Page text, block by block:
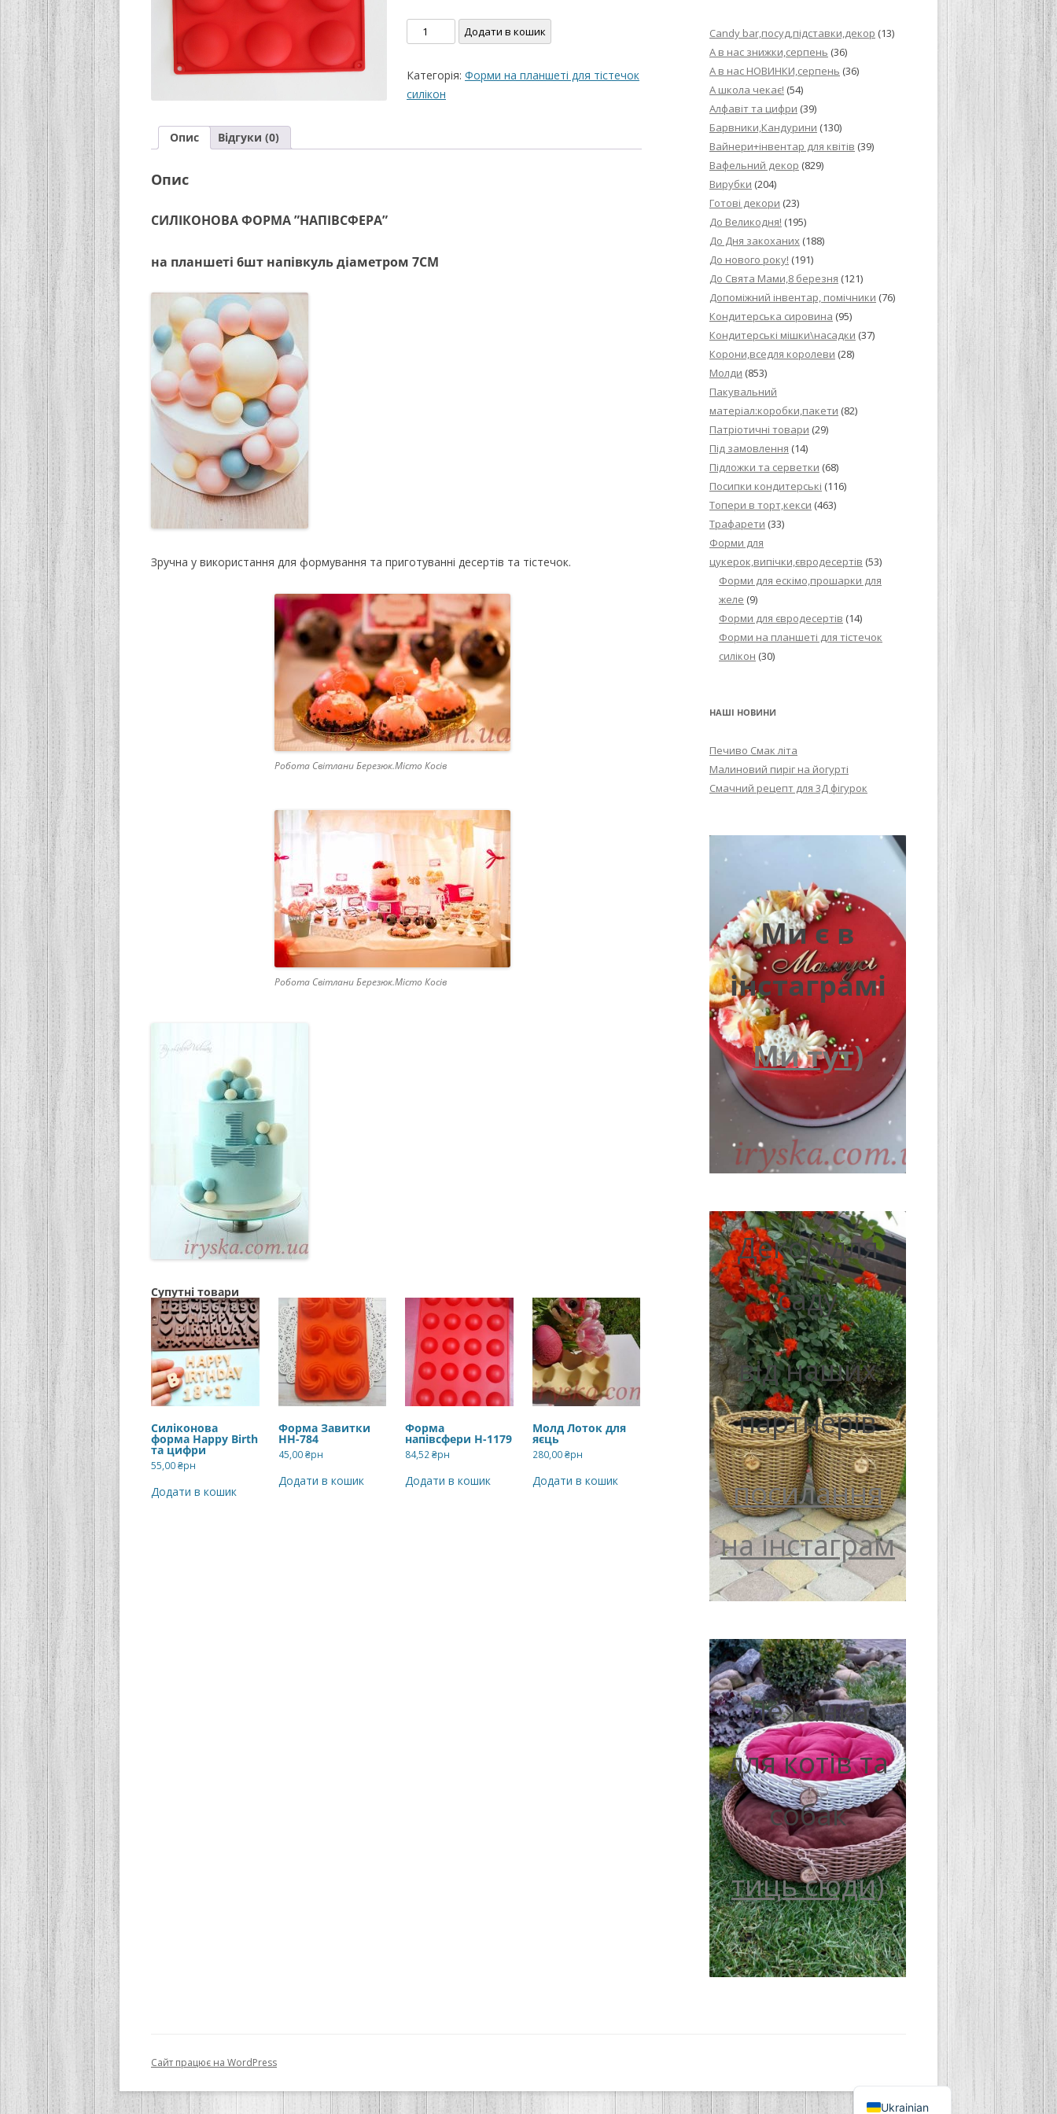
ТОРТУ,РЕЦЕПТ ПРИГОТУВАННЯ
РЕЦЕПТ МАСТИКИ ДЛЯ
ПОКРИТТЯ ТОРТІВ НА ОСНОВІ
РЕЦЕПТ ЛИМОННОГО ПИРОГА З
МИГДАЛЬНЕ ПЕЧИВКО
“ЗГУЩЕНОГО МОЛОКА БАГАТО
НЕ БУВАЄ АБО УЛЮБЛЕНИЙ
ДЕСЕРТ АРГЕНТИНЦІВ”
Силіконова
форма
6ШТ
D-
Додати в кошик
Категорія: Форми на планшеті для тістечок
силікон
Опис Відгуки (0)
Опис
СИЛІКОНОВА ФОРМА ”НАПІВСФЕРА”
на планшеті 6шт напівкуль діаметром 7СМ
Зручна у використання для формування та приготуванні десертів та тістечок.
Робота Світлани Березюк.Місто Косів
Робота Світлани Березюк.Місто Косів
Супутні товари
Силіконова
форма Happy Birth
та цифри
55,00₴рн
Додати в кошик
Форма Завитки
НН-784
45,00₴рн
Додати в кошик
Форма
напівсфери Н-1179
84,52₴рн
Додати в кошик
Молд Лоток для
яєць
280,00₴рн
Додати в кошик
Candy bar,посуд,підставки,декор (13)
А в нас знижки,серпень (36)
А в нас НОВИНКИ,серпень (36)
А школа чекає! (54)
Алфавіт та цифри (39)
Барвники,Кандурини (130)
Вайнери+інвентар для квітів (39)
Вафельний декор (829)
Вирубки (204)
Готові декори (23)
До Великодня! (195)
До Дня закоханих (188)
До нового року! (191)
До Свята Мами,8 березня (121)
Допоміжний інвентар, помічники (76)
Кондитерська сировина (95)
Кондитерські мішки\насадки (37)
Корони,вседля королеви (28)
Молди (853)
Пакувальний
матеріал:коробки,пакети (82)
Патріотичні товари (29)
Під замовлення (14)
Підложки та серветки (68)
Посипки кондитерські (116)
Топери в торт,кекси (463)
Трафарети (33)
Форми для
цукерок,випічки,євродесертів (53)
Форми для ескімо,прошарки для
желе (9)
Форми для євродесертів (14)
Форми на планшеті для тістечок
силікон (30)
НАШІ НОВИНИ
Печиво Смак літа
Малиновий пиріг на йогурті
Смачний рецепт для 3Д фігурок
Ми є в
інстаграмі
Ми тут)
Декор для
саду
від наших
партнерів
посилання
на інстаграм
Лежанка
для котів та
собак
тиць сюди)
Сайт працює на WordPress
Ukrainian